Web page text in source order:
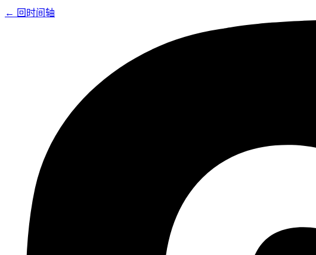
← 回时间轴